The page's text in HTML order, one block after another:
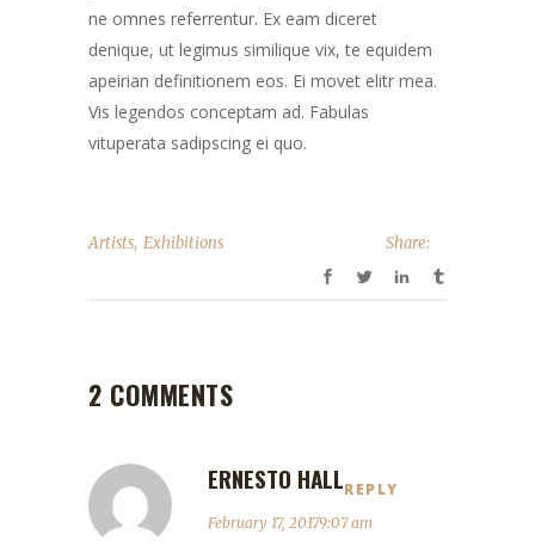
ne omnes referrentur. Ex eam diceret
denique, ut legimus similique vix, te equidem
apeirian definitionem eos. Ei movet elitr mea.
Vis legendos conceptam ad. Fabulas
vituperata sadipscing ei quo.
Artists, Exhibitions Share:
2 COMMENTS
ERNESTO HALLREPLY
February 17, 20179:07 am